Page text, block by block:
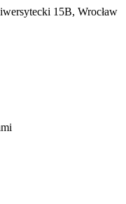
15B, Wrocław